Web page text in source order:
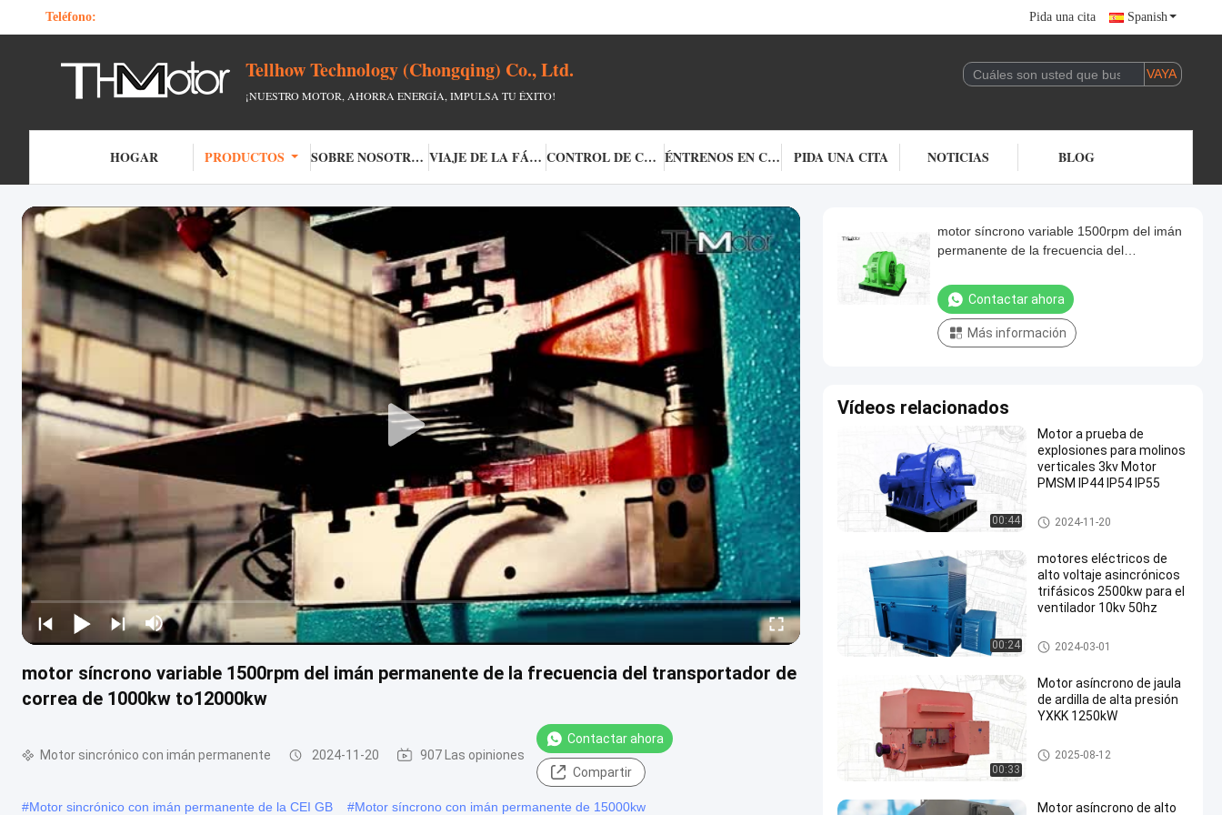
Teléfono: Pida una cita Spanish
Tellhow Technology (Chongqing) Co., Ltd.
¡NUESTRO MOTOR, AHORRA ENERGÍA, IMPULSA TU ÉXITO!
HOGAR PRODUCTOS SOBRE NOSOTROS VIAJE DE LA FÁBRICA CONTROL DE CALIDAD ÉNTRENOS EN CONTACTO CON PIDA UNA CITA NOTICIAS BLOG
motor síncrono variable 1500rpm del imán permanente de la frecuencia del transportador de
correa de 1000kw to12000kw
Motor sincrónico con imán permanente 2024-11-20 907 Las opiniones
Contactar ahora
Compartir
#Motor sincrónico con imán permanente de la CEI GB #Motor síncrono con imán permanente de 15000kw
motor síncrono variable 1500rpm del imán
permanente de la frecuencia del
to12000kw
Contactar ahora
Más información
Vídeos relacionados
00:44
Motor a prueba de
explosiones para molinos
verticales 3kv Motor
PMSM IP44 IP54 IP55
Motor sincrónico con imán per
manente
2024-11-20
00:24
motores eléctricos de
alto voltaje asincrónicos
trifásicos 2500kw para el
ventilador 10kv 50hz
Motores eléctricos de alto volt
aje
2024-03-01
00:33
Motor asíncrono de jaula
de ardilla de alta presión
YXKK 1250kW
motor asíncrono trifásico
2025-08-12
Motor asíncrono de alto